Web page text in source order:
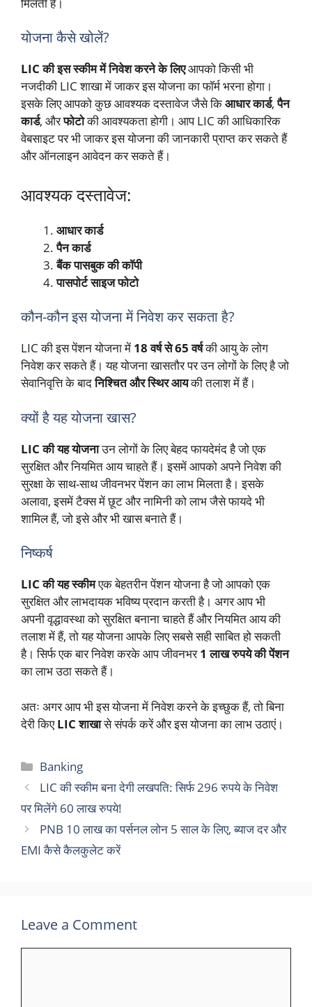
योजना कैसे खोलें?
LIC की इस स्कीम में निवेश करने के लिएआपको किसी भी
नजदीकी LIC शाखा में जाकर इस योजना का फॉर्म भरना होगा।
इसके लिए आपको कुछ आवश्यक दस्तावेज जैसे किआधार कार्ड,पैन
कार्ड, औरफोटोकी आवश्यकता होगी। आप LIC की आधिकारिक
वेबसाइट पर भी जाकर इस योजना की जानकारी प्राप्त कर सकते हैं
और ऑनलाइन आवेदन कर सकते हैं।
आवश्यक दस्तावेज:
आधार कार्ड
पैन कार्ड
बैंक पासबुक की कॉपी
पासपोर्ट साइज फोटो
कौन-कौन इस योजना में निवेश कर सकता है?
LIC की इस पेंशन योजना में 18 वर्ष से 65 वर्षकी आयु के लोग
निवेश कर सकते हैं। यह योजना खासतौर पर उन लोगों के लिए है जो
सेवानिवृत्ति के बादनिश्चित और स्थिर आयकी तलाश में हैं।
क्यों है यह योजना खास?
LIC की यह योजनाउन लोगों के लिए बेहद फायदेमंद है जो एक
सुरक्षित और नियमित आय चाहते हैं। इसमें आपको अपने निवेश की
सुरक्षा के साथ-साथ जीवनभर पेंशन का लाभ मिलता है। इसके
अलावा, इसमें टैक्स में छूट और नामिनी को लाभ जैसे फायदे भी
शामिल हैं, जो इसे और भी खास बनाते हैं।
निष्कर्ष
LIC की यह स्कीमएक बेहतरीन पेंशन योजना है जो आपको एक
सुरक्षित और लाभदायक भविष्य प्रदान करती है। अगर आप भी
अपनी वृद्धावस्था को सुरक्षित बनाना चाहते हैं और नियमित आय की
तलाश में हैं, तो यह योजना आपके लिए सबसे सही साबित हो सकती
है। सिर्फ एक बार निवेश करके आप जीवनभर1 लाख रुपये की पेंशन
का लाभ उठा सकते हैं।
अतः अगर आप भी इस योजना में निवेश करने के इच्छुक हैं, तो बिना
देरी किएLIC शाखासे संपर्क करें और इस योजना का लाभ उठाएं।
Categories
Banking
LIC की स्कीम बना देगी लखपति: सिर्फ 296 रुपये के निवेश
पर मिलेंगे 60 लाख रुपये!
PNB 10 लाख का पर्सनल लोन 5 साल के लिए, ब्याज दर और
EMI कैसे कैलकुलेट करें
Leave a Comment